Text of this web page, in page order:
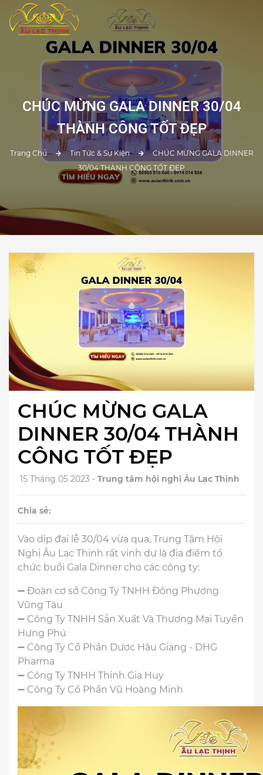
CHÚC MỪNG GALA DINNER 30/04
THÀNH CÔNG TỐT ĐẸP
Trang Chủ Tin Tức & Sự Kiện
CHÚC MỪNG GALA DINNER
30/04 THÀNH CÔNG TỐT ĐẸP
CHÚC MỪNG GALA
DINNER 30/04 THÀNH
CÔNG TỐT ĐẸP
15 Tháng 05 2023 - Trung tâm hội nghị Âu Lạc Thịnh
Chia sẻ:
Vào dịp đại lễ 30/04 vừa qua, Trung Tâm Hội
Nghị Âu Lạc Thịnh rất vinh dự là địa điểm tổ
chức buổi Gala Dinner cho các công ty:
➖ Đoàn cơ sở Công Ty TNHH Đông Phương
Vũng Tàu
➖ Công Ty TNHH Sản Xuất Và Thương Mại Tuyền
Hưng Phú
➖ Công Ty Cổ Phần Dược Hậu Giang - DHG
Pharma
➖ Công Ty TNHH Thịnh Gia Huy
➖ Công Ty Cổ Phần Vũ Hoàng Minh